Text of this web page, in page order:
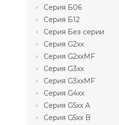
Серия Б06
Серия Б12
Серия Без серии
Серия G2xx
Серия G2xxMF
Серия G3xx
Серия G3xxMF
Серия G4xx
Серия G5xx A
Серия G5xx B